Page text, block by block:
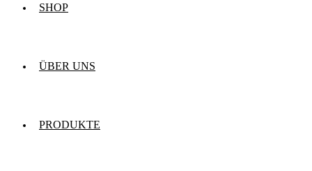
SHOP
ÜBER UNS
PRODUKTE